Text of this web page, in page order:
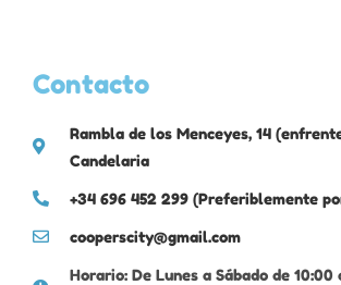
Contacto
Rambla de los Menceyes, 14
Candelaria
+34 696 452 299 (Preferiblemente
cooperscity@gmail.com
Horario: De Lunes a Sábado de 10:00